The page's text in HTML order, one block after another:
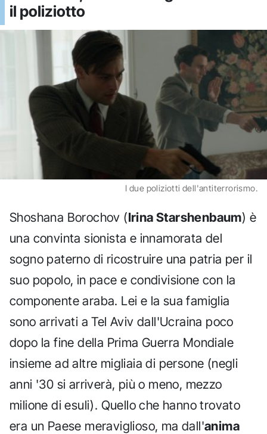
il poliziotto
I due poliziotti dell'antiterrorismo.
Shoshana Borochov (Irina Starshenbaum) è
una convinta sionista e innamorata del
sogno paterno di ricostruire una patria per il
suo popolo, in pace e condivisione con la
componente araba. Lei e la sua famiglia
sono arrivati a Tel Aviv dall'Ucraina poco
dopo la fine della Prima Guerra Mondiale
insieme ad altre migliaia di persone (negli
anni '30 si arriverà, più o meno, mezzo
milione di esuli). Quello che hanno trovato
era un Paese meraviglioso, ma dall'anima